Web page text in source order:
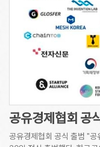
공유경제협회 공
공유경제협회 공식 출범 "